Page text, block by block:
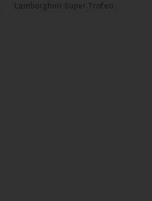
Lamborghini Super Trofeo